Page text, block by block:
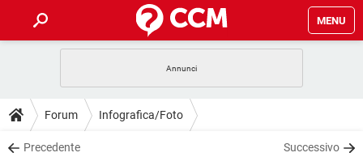
MENU
INTRATTENIMENTO ANDROID
iOS
GUIDE
COVID-19
DOWNLOAD
Forum Infografica/Foto
Precedente Successivo